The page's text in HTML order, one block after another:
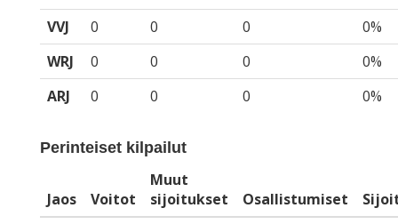
VVJ
0 0 0
0%
WRJ
0 0 0
0%
ARJ
0 0 0 0%
Perinteiset kilpailut
Jaos Voitot
Muut
sijoitukset
Osallistumiset